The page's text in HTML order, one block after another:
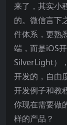
来了，其实小
的。微信言下
件体系，更熟
端，而是iOS
SilverLight）
开发的，自由
开发例子和教
你现在需要做
样的产品？